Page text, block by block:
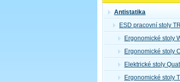
Antistatika
ESD pracovní stoly
Ergonomické stoly
Ergonomické stoly
Elektrické stoly
Ergonomické stoly